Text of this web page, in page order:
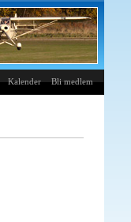
Kalender Bli medlem